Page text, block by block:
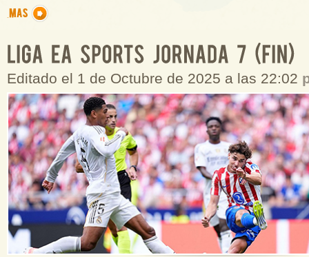
Editado el 1 de Octubre de 2025 a las 22:02